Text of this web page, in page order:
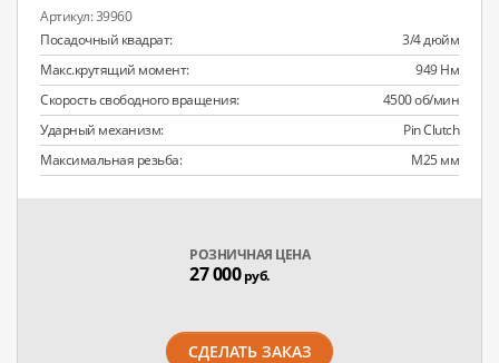
39960
Посадочный квадрат:
3/4 дюйм
Макс.крутящий момент:
949 Нм
Скорость свободного вращения:
4500 об/мин
Ударный механизм:
Pin Clutch
Максимальная резьба:
M25 мм
РОЗНИЧНАЯ ЦЕНА
27 000руб.
СДЕЛАТЬ ЗАКАЗ